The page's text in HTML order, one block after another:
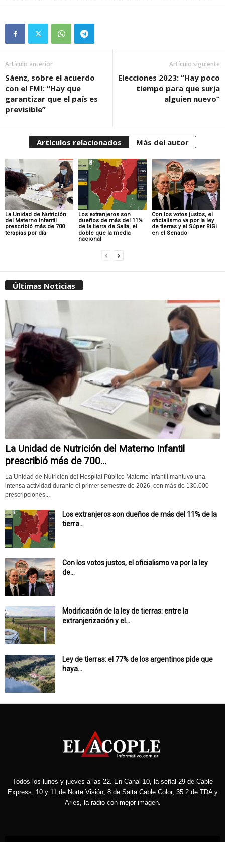
Artículo anterior
Sáenz, sobre el acuerdo
con el FMI: “Hay que
garantizar que el país es
previsible”
Artículo siguiente
Elecciones 2023: “Hay poco
tiempo para que surja
alguien nuevo”
Artículos relacionados Más del autor
La Unidad de Nutrición
del Materno Infantil
prescribió más de 700
terapias por día
Los extranjeros son
dueños de más del 11%
de la tierra de Salta, el
doble que la media
nacional
Con los votos justos, el
oficialismo va por la ley
de tierras y el Súper RIGI
en el Senado
Últimas Noticias
La Unidad de Nutrición del Materno Infantil
prescribió más de 700...
La Unidad de Nutrición del Hospital Público Materno Infantil mantuvo una
intensa actividad durante el primer semestre de 2026, con más de 130.000
prescripciones...
Los extranjeros son dueños de más del 11% de la
tierra...
Con los votos justos, el oficialismo va por la ley
de...
Modificación de la ley de tierras: entre la
extranjerización y el...
Ley de tierras: el 77% de los argentinos pide que
haya...
Todos los lunes y jueves a las 22. En Canal 10, la señal 29 de Cable
Express, 10 y 11 de Norte Visión, 8 de Salta Cable Color, 35.2 de TDA y
Aries, la radio con mejor imagen.